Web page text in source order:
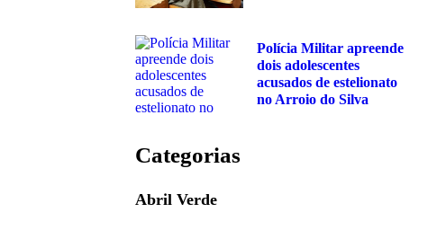
Polícia Militar apreende
dois adolescentes
acusados de estelionato
no Arroio do Silva
Categorias
Abril Verde